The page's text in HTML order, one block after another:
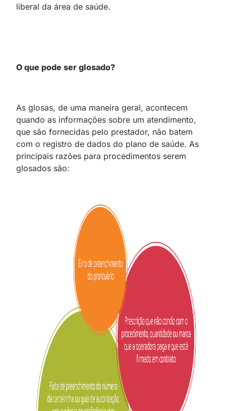
liberal da área de saúde.
O que pode ser glosado?
As glosas, de uma maneira geral, acontecem
quando as informações sobre um atendimento,
que são fornecidas pelo prestador, não batem
com o registro de dados do plano de saúde. As
principais razões para procedimentos serem
glosados são: